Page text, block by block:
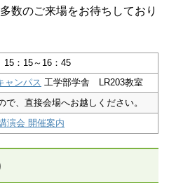
数のご来場をお待ちしており
15：15～16：45
ャンパス 工学部学舎 LR203教室
で、直接会場へお越しください。
演会 開催案内